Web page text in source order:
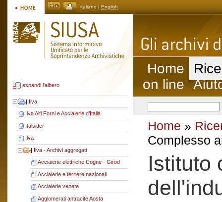
italiano | English
espandi l'albero
| Ilva
Ilva Alti Forni e Acciaierie d’Italia
Italsider
Ilva
| Ilva - Archivi aggregati
Acciaierie elettriche Cogne - Girod
Acciaierie e ferriere nazionali
Acciaierie venete
Agglomerati antracite Aosta
Home
on line
Home »
Complesso
Istituto